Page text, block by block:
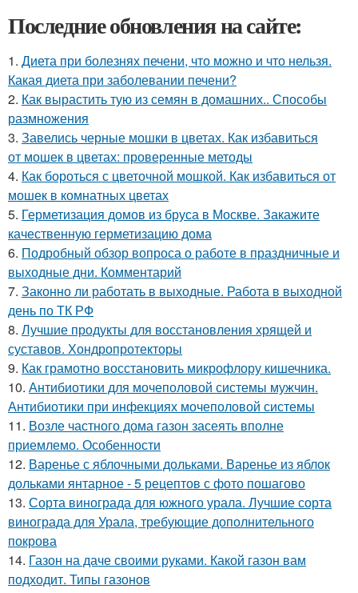
Последние обновления на сайте:
1. Диета при болезнях печени, что можно и что нельзя.
Какая диета при заболевании печени?
2. Как вырастить тую из семян в домашних.. Способы
размножения
3. Завелись черные мошки в цветах. Как избавиться
от мошек в цветах: проверенные методы
4. Как бороться с цветочной мошкой. Как избавиться от
мошек в комнатных цветах
5. Герметизация домов из бруса в Москве. Закажите
качественную герметизацию дома
6. Подробный обзор вопроса о работе в праздничные и
выходные дни. Комментарий
7. Законно ли работать в выходные. Работа в выходной
день по ТК РФ
8. Лучшие продукты для восстановления хрящей и
суставов. Хондропротекторы
9. Как грамотно восстановить микрофлору кишечника.
10. Антибиотики для мочеполовой системы мужчин.
Антибиотики при инфекциях мочеполовой системы
11. Возле частного дома газон засеять вполне
приемлемо. Особенности
12. Варенье с яблочными дольками. Варенье из яблок
дольками янтарное - 5 рецептов с фото пошагово
13. Сорта винограда для южного урала. Лучшие сорта
винограда для Урала, требующие дополнительного
покрова
14. Газон на даче своими руками. Какой газон вам
подходит. Типы газонов